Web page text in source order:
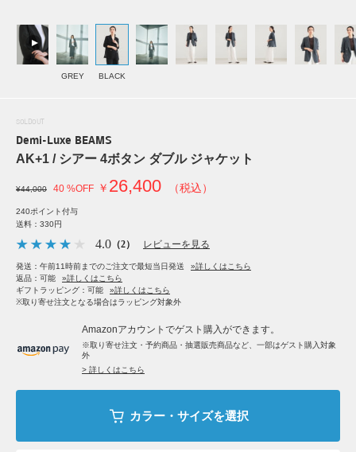
GREY BLACK
SOLDOUT
Demi-Luxe BEAMS
AK+1 / シアー 4ボタン ダブル ジャケット
¥44,000 40 %OFF ￥ 26,400 （税込）
240ポイント付与
送料：330円
4.0 （2） レビューを見る
発送：午前11時前までのご注文で最短当日発送
»詳しくはこちら
返品：可能
»詳しくはこちら
ギフトラッピング：可能
»詳しくはこちら
※取り寄せ注文となる場合はラッピング対象外
Amazonアカウントでゲスト購入ができます。
※取り寄せ注文・予約商品・抽選販売商品など、一部はゲスト購入対象
外
> 詳しくはこちら
カラー・サイズを選択